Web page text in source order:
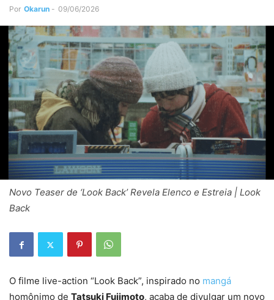
Por Okarun - 09/06/2026
Novo Teaser de ‘Look Back’ Revela Elenco e Estreia | Look
Back
O filme live-action “Look Back”, inspirado no mangá
homônimo de Tatsuki Fujimoto, acaba de divulgar um novo